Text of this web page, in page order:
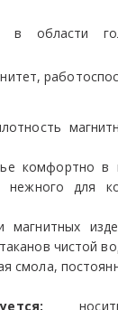
в области
комфортно в
нежного для
магнитных
чистой
смола,